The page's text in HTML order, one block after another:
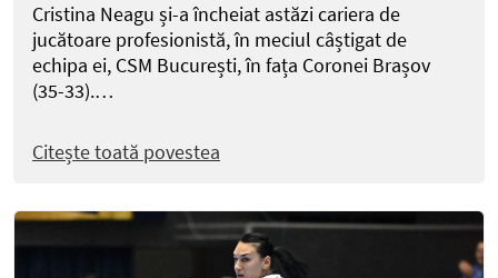
Cristina Neagu și-a încheiat astăzi cariera de
jucătoare profesionistă, în meciul câștigat de
echipa ei, CSM București, în fața Coronei Brașov
(35-33).…
Citește toată povestea